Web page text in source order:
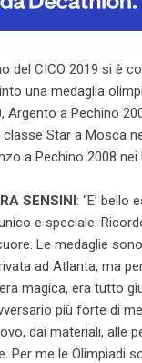
del CICO 2019 si è
una medaglia
Argento a Pechino
Star a Mosca
a Pechino 2008 nei
SENSINI: “E’ bello
e speciale.
Le medaglie
ad Atlanta, ma
magica, era tutto
più forte di
dai materiali, alle
Per me le Olimpiadi